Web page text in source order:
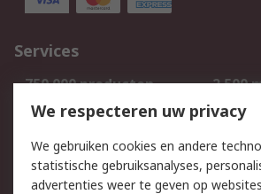
Services
750.000 producten
2.500
Bestellen
Track & Trace
We respecteren uw privacy
We gebruiken cookies en andere
statistische gebruiksanalyses,
advertenties weer te geven op